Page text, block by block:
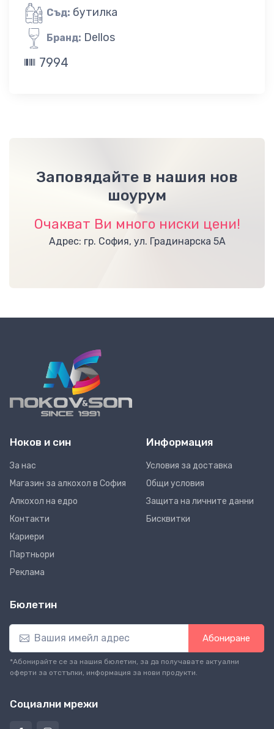
Съд: бутилка
Бранд: Dellos
7994
Заповядайте в нашия нов
шоурум
Очакват Ви много ниски цени!
Адрес: гр. София, ул. Градинарска 5А
Ноков и син
За нас
Магазин за алкохол в София
Алкохол на едро
Контакти
Кариери
Партньори
Реклама
Информация
Условия за доставка
Общи условия
Защита на личните данни
Бисквитки
Бюлетин
Абониране
*Абонирайте се за нашия бюлетин, за да получавате актуални
оферти за отстъпки, информация за нови продукти.
Социални мрежи